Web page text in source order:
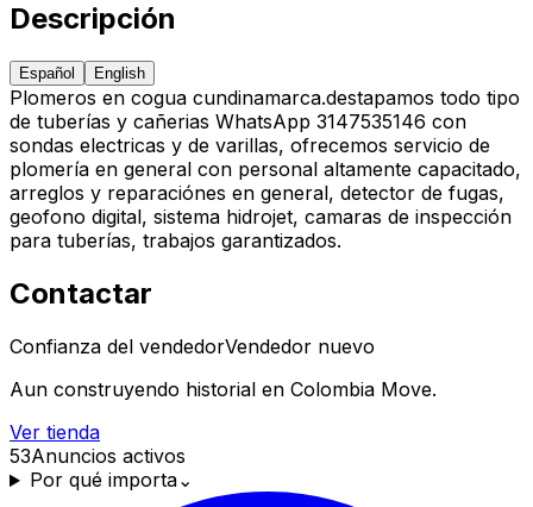
Descripción
Español English
Plomeros en cogua cundinamarca.destapamos todo tipo
de tuberías y cañerias WhatsApp 3147535146 con
sondas electricas y de varillas, ofrecemos servicio de
plomería en general con personal altamente capacitado,
arreglos y reparaciónes en general, detector de fugas,
geofono digital, sistema hidrojet, camaras de inspección
para tuberías, trabajos garantizados.
Contactar
Confianza del vendedorVendedor nuevo
Aun construyendo historial en Colombia Move.
Ver tienda
53Anuncios activos
Por qué importa⌄